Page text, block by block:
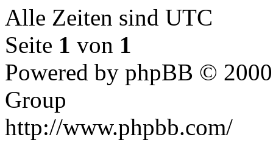
Alle Zeiten sind UTC
Seite 1 von 1
Powered by phpBB ©
Group
http://www.phpbb.com/